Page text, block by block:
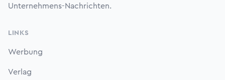
Unternehmens-Nachrichten.
LINKS
Werbung
Verlag